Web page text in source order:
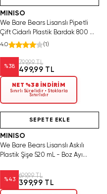
MINISO
We Bare Bears Lisanslı Pipetli
Çift Cidarlı Plastik Bardak 800 mL
- Boz Ayı Temalı İçecek Arkadaşı
4.0 (1 )
%38
799,99 TL
499,99 TL
NET %38 İNDİRİM
Sınırlı Sürelidir • Stoklarla
Sınırlıdır
SEPETE EKLE
MINISO
We Bare Bears Lisanslı Askılı
Plastik Şişe 520 mL - Boz Ayı
%43
699,99 TL
399,99 TL